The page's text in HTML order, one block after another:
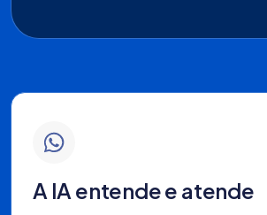
A IA entende e atende